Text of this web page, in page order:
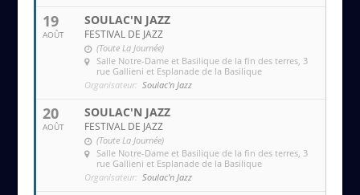
19
AOÛT
SOULAC'N JAZZ
FESTIVAL DE JAZZ
(Toute La Journée)
Salle Notre-Dame et Basilique de la fin des terres, 3
rue Gallieni et Esplanade de la Basilique
Organisateur: Soulac'n Jazz
20
AOÛT
SOULAC'N JAZZ
FESTIVAL DE JAZZ
(Toute La Journée)
Salle Notre-Dame et Basilique de la fin des terres, 3
rue Gallieni et Esplanade de la Basilique
Organisateur: Soulac'n Jazz